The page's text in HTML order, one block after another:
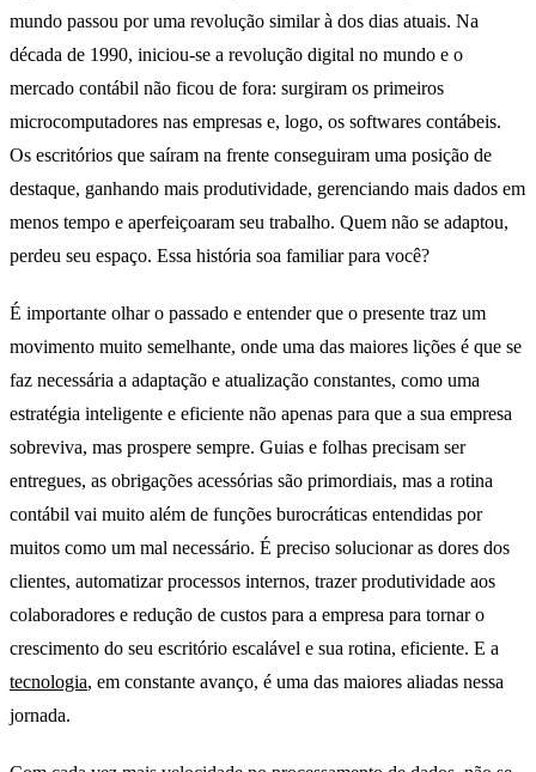
mundo passou por uma revolução similar à dos dias atuais. Na
década de 1990, iniciou-se a revolução digital no mundo e o
mercado contábil não ficou de fora: surgiram os primeiros
microcomputadores nas empresas e, logo, os softwares contábeis.
Os escritórios que saíram na frente conseguiram uma posição de
destaque, ganhando mais produtividade, gerenciando mais dados em
menos tempo e aperfeiçoaram seu trabalho. Quem não se adaptou,
perdeu seu espaço. Essa história soa familiar para você?
É importante olhar o passado e entender que o presente traz um
movimento muito semelhante, onde uma das maiores lições é que se
faz necessária a adaptação e atualização constantes, como uma
estratégia inteligente e eficiente não apenas para que a sua empresa
sobreviva, mas prospere sempre. Guias e folhas precisam ser
entregues, as obrigações acessórias são primordiais, mas a rotina
contábil vai muito além de funções burocráticas entendidas por
muitos como um mal necessário. É preciso solucionar as dores dos
clientes, automatizar processos internos, trazer produtividade aos
colaboradores e redução de custos para a empresa para tornar o
crescimento do seu escritório escalável e sua rotina, eficiente. E a
tecnologia, em constante avanço, é uma das maiores aliadas nessa
jornada.